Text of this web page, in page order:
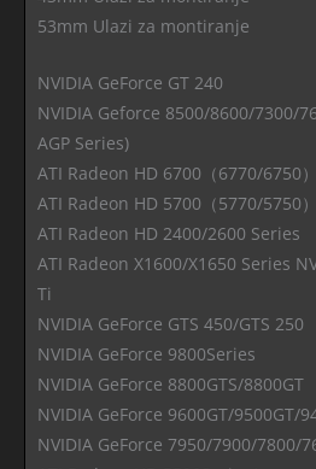
53mm Ulazi za montiranje
NVIDIA GeForce GT 240
NVIDIA Geforce 8500/8600/7300/
AGP Series)
ATI Radeon HD 6700（6770/6750）
ATI Radeon HD 5700（5770/5750
ATI Radeon HD 2400/2600 Series
ATI Radeon X1600/X1650 Series
Ti
NVIDIA GeForce GTS 450/GTS 250
NVIDIA GeForce 9800Series
NVIDIA GeForce 8800GTS/8800GT
NVIDIA GeForce 9600GT/9500GT/
NVIDIA GeForce 7950/7900/7800/